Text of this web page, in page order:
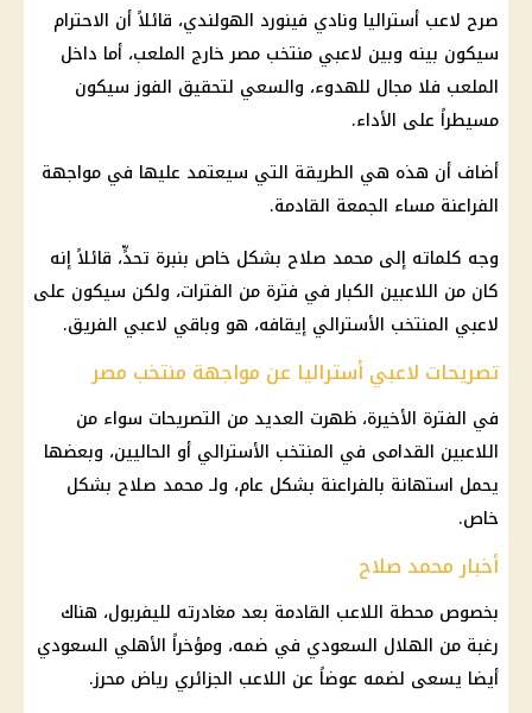
صرح لاعب أستراليا ونادي فينورد الهولندي، قائلاً أن الاحترام
سيكون بينه وبين لاعبي منتخب مصر خارج الملعب، أما داخل
الملعب فلا مجال للهدوء، والسعي لتحقيق الفوز سيكون
مسيطراً على الأداء.
أضاف أن هذه هي الطريقة التي سيعتمد عليها في مواجهة
الفراعنة مساء الجمعة القادمة.
وجه كلماته إلى محمد صلاح بشكل خاص بنبرة تحدٍّ، قائلاً إنه
كان من اللاعبين الكبار في فترة من الفترات، ولكن سيكون على
لاعبي المنتخب الأسترالي إيقافه، هو وباقي لاعبي الفريق.
تصريحات لاعبي أستراليا عن مواجهة منتخب مصر
في الفترة الأخيرة، ظهرت العديد من التصريحات سواء من
اللاعبين القدامى في المنتخب الأسترالي أو الحاليين، وبعضها
يحمل استهانة بالفراعنة بشكل عام، ولـ محمد صلاح بشكل
خاص.
أخبار محمد صلاح
بخصوص محطة اللاعب القادمة بعد مغادرته لليفربول، هناك
رغبة من الهلال السعودي في ضمه، ومؤخراً الأهلي السعودي
أيضا يسعى لضمه عوضاً عن اللاعب الجزائري رياض محرز.